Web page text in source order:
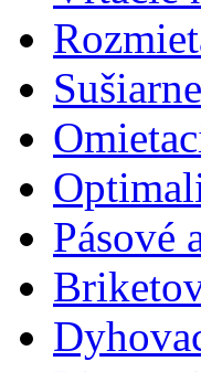
Pásové